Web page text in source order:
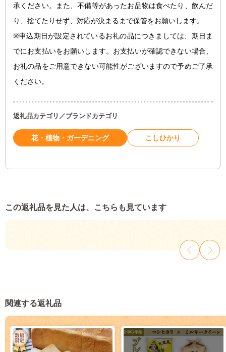
承ください。また、不備等があったお品物は食べたり、飲んだ
り、捨てたりせず、対応が決まるまで保管をお願いします。
※申込期日が設定されているお礼の品につきましては、期日ま
でにお支払いをお願いします。お支払いが確認できない場合、
お礼の品をご用意できない可能性がございますので予めご了承
ください。
返礼品カテゴリ／ブランドカテゴリ
花・植物・ガーデニング こしひかり
この返礼品を見た人は、こちらも見ています
関連する返礼品